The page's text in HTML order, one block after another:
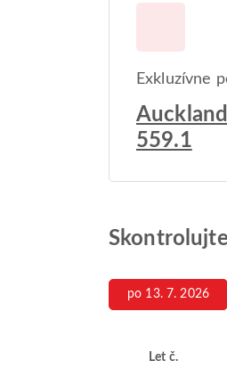
Exkluzívne
559.1
po 13. 7. 2026
Let č.